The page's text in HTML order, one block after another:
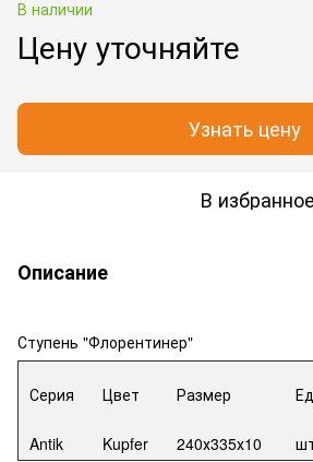
В наличии
Цену уточняйте
Узнать цену
В избранное
Описание
Ступень "Флорентинер"
Серия Цвет Размер
Antik
Kupfer 240х335х10